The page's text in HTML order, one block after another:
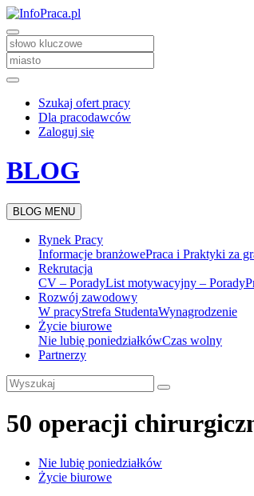
Szukaj ofert pracy
Dla pracodawców
Zaloguj się
BLOG
BLOG MENU
Rynek Pracy
Informacje branżowePraca i Praktyki za
Rekrutacja
CV – PoradyList motywacyjny – Porady
Rozwój zawodowy
W pracyStrefa StudentaWynagrodzenie
Życie biurowe
Nie lubię poniedziałkówCzas wolny
Partnerzy
50 operacji
Nie lubię poniedziałków
Życie biurowe